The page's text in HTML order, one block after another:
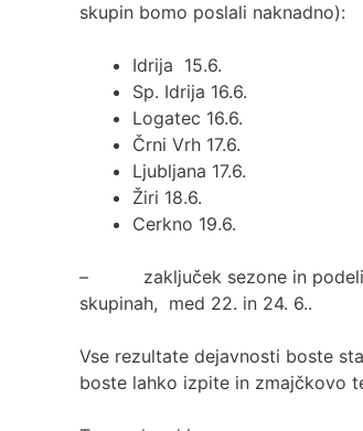
skupin bomo poslali naknadno):
Idrija 15.6.
Sp. Idrija 16.6.
Logatec 16.6.
Črni Vrh 17.6.
Ljubljana 17.6.
Žiri 18.6.
Cerkno 19.6.
– zaključek sezone in
skupinah, med 22. in 24. 6..
Vse rezultate dejavnosti boste
boste lahko izpite in zmajčkovo